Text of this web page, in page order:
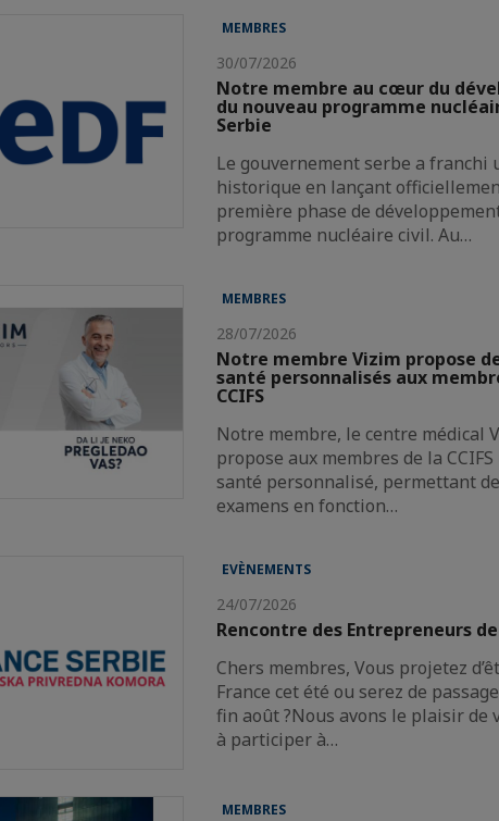
MEMBRES
30/07/2026
Notre membre au cœur du
du nouveau programme
Serbie
Le gouvernement serbe a franchi
historique en lançant
première phase de
programme nucléaire civil. Au…
MEMBRES
28/07/2026
Notre membre Vizim propose
santé personnalisés aux
CCIFS
Notre membre, le centre médical
propose aux membres de la CCIFS
santé personnalisé, permettant
examens en fonction…
EVÈNEMENTS
24/07/2026
Rencontre des Entrepreneurs
Chers membres, Vous projetez
France cet été ou serez de
fin août ?Nous avons le plaisir de
à participer à…
MEMBRES